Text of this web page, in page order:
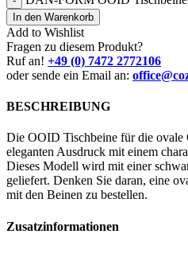
In den Warenkorb
Add to Wishlist
Fragen zu diesem Produkt?
Ruf an! +49 (0) 7472 2772106
oder sende ein Email an:
BESCHREIBUNG
Die OOID Tischbeine für die ovale
eleganten Ausdruck mit einem
Dieses Modell wird mit einer
geliefert. Denken Sie daran, eine
mit den Beinen zu bestellen.
Zusatzinformationen